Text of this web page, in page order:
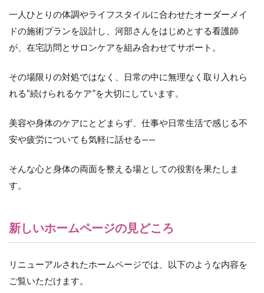
一人ひとりの体調やライフスタイルに合わせたオーダーメイ
ドの施術プランを設計し、河部さんをはじめとする看護師
が、在宅訪問とサロンケアを組み合わせてサポート。
その場限りの対処ではなく、日常の中に無理なく取り入れら
れる“続けられるケア”を大切にしています。
美容や身体のケアにとどまらず、仕事や日常生活で感じる不
安や疲労についても気軽に話せる——
そんな心と身体の両面を整える場としての役割を果たしま
す。
新しいホームページの見どころ
リニューアルされたホームページでは、以下のような内容を
ご覧いただけます。